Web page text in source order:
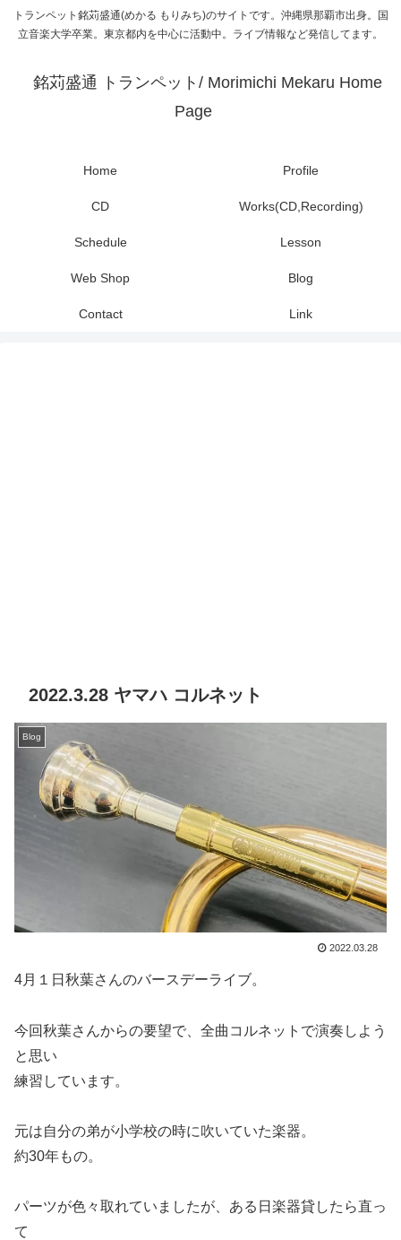
トランペット銘苅盛通(めかる もりみち)のサイトです。沖縄県那覇市出身。国
立音楽大学卒業。東京都内を中心に活動中。ライブ情報など発信してます。
銘苅盛通 トランペット/ Morimichi Mekaru Home
Page
Home Profile
CD Works(CD,Recording)
Schedule Lesson
Web Shop Blog
Contact Link
2022.3.28 ヤマハ コルネット
Blog
2022.03.28
4月１日秋葉さんのバースデーライブ。
今回秋葉さんからの要望で、全曲コルネットで演奏しよう
と思い
練習しています。
元は自分の弟が小学校の時に吹いていた楽器。
約30年もの。
パーツが色々取れていましたが、ある日楽器貸したら直っ
て